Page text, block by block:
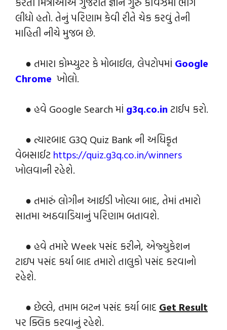
લીધો હતો. તેનું પરિણામ કેવી રીતે ચેક કરવું તેની
માહિતી નીચે મુજબ છે.
● તમારા કોમ્પ્યુટર કે મોબાઈલ, લેપટોપમાં Google
Chrome ખોલો.
● હવે Google Search માં g3q.co.in ટાઈપ કરો.
● ત્યારબાદ G3Q Quiz Bank ની અધિકૃત
વેબસાઈટ https://quiz.g3q.co.in/winners
ખોલવાની રહેશે.
● તમારું લોગીન આઈડી ખોલ્યા બાદ, તેમાં તમારો
સાતમા અઠવાડિયાનું પરિણામ બતાવશે.
● હવે તમારે Week પસંદ કરીને, એજ્યુકેશન
ટાઇપ પસંદ કર્યા બાદ તમારો તાલુકો પસંદ કરવાનો
રહેશે.
● છેલ્લે, તમામ બટન પસંદ કર્યા બાદ Get Result
પર ક્લિક કરવાનું રહેશે.